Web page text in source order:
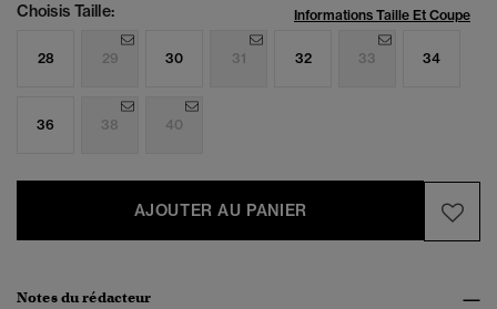
Choisis Taille: Informations Taille Et Coupe
28 29 30 31 32 33 34
36 38 40
AJOUTER AU PANIER
Notes du rédacteur